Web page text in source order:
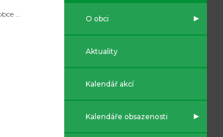
Návrh rozpočtu obce na rok 2026
O obci
Aktuality
Kalendář akcí
Kalendáře obsazenosti